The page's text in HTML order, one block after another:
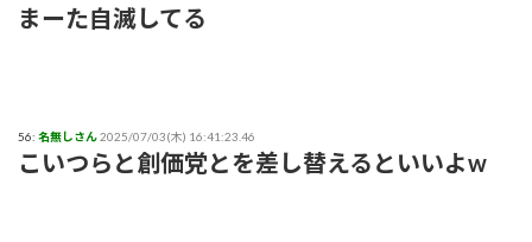
まーた自滅してる
56: 名無しさん2025/07/03(木) 16:41:23.46
こいつらと創価党とを差し替えるといいよw